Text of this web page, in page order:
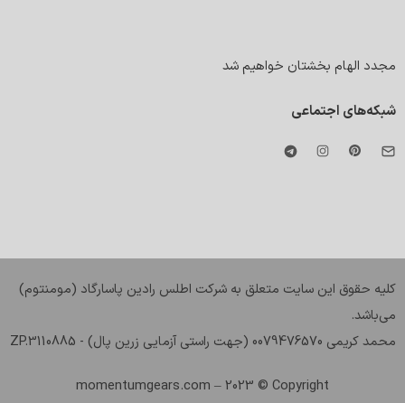
مجدد الهام بخشتان خواهیم شد
شبکه‌های اجتماعی
کليه حقوق اين سايت متعلق به شرکت اطلس رادین پاسارگاد (مومنتوم)
می‌باشد.
محمد کریمی 0079476570 (جهت راستی آزمایی زرین پال) - ZP.3110885
momentumgears.com – 2023 © Copyright